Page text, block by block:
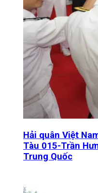
Hải quân Việt
Tàu 015-Trần
Trung Quốc